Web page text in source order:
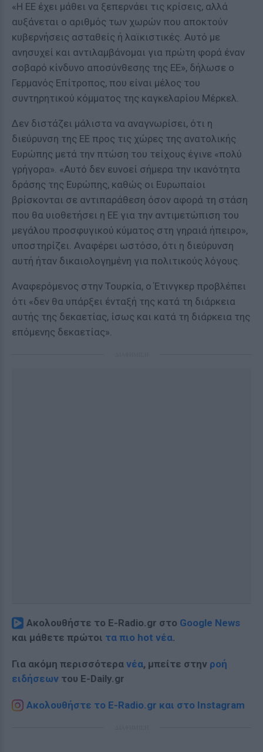
«Η ΕΕ έχει μάθει να ξεπερνάει τις κρίσεις, αλλά
αυξάνεται ο αριθμός των χωρών που αποκτούν
κυβερνήσεις ασταθείς ή λαϊκιστικές. Αυτό με
ανησυχεί και αντιλαμβάνομαι για πρώτη φορά έναν
σοβαρό κίνδυνο αποσύνθεσης της ΕΕ», δήλωσε ο
Γερμανός Επίτροπος, που είναι μέλος του
συντηρητικού κόμματος της καγκελαρίου Μέρκελ.
Δεν διστάζει μάλιστα να αναγνωρίσει, ότι η
διεύρυνση της ΕΕ προς τις χώρες της ανατολικής
Ευρώπης μετά την πτώση του τείχους έγινε «πολύ
γρήγορα». «Αυτό δεν ευνοεί σήμερα την ικανότητα
δράσης της Ευρώπης, καθώς οι Ευρωπαίοι
βρίσκονται σε αντιπαράθεση όσον αφορά τη στάση
που θα υιοθετήσει η ΕΕ για την αντιμετώπιση του
μεγάλου προσφυγικού κύματος στη γηραιά ήπειρο»,
υποστηρίζει. Αναφέρει ωστόσο, ότι η διεύρυνση
αυτή ήταν δικαιολογημένη για πολιτικούς λόγους.
Αναφερόμενος στην Τουρκία, ο Έτινγκερ προβλέπει
ότι «δεν θα υπάρξει ένταξή της κατά τη διάρκεια
αυτής της δεκαετίας, ίσως και κατά τη διάρκεια της
επόμενης δεκαετίας».
Ακολουθήστε το E-Radio.gr στο Google News
και μάθετε πρώτοι τα πιο hot νέα.
Για ακόμη περισσότερα νέα, μπείτε στην ροή
ειδήσεων του E-Daily.gr
Ακολουθήστε το E-Radio.gr και στο Instagram